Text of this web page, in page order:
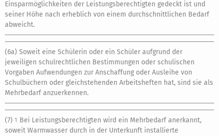
Einsparmöglichkeiten der Leistungsberechtigten gedeckt ist und
seiner Höhe nach erheblich von einem durchschnittlichen Bedarf
abweicht.
(6a) Soweit eine Schülerin oder ein Schüler aufgrund der
jeweiligen schulrechtlichen Bestimmungen oder schulischen
Vorgaben Aufwendungen zur Anschaffung oder Ausleihe von
Schulbüchern oder gleichstehenden Arbeitsheften hat, sind sie als
Mehrbedarf anzuerkennen.
(7) 1
Bei Leistungsberechtigten wird ein Mehrbedarf anerkannt,
soweit Warmwasser durch in der Unterkunft installierte